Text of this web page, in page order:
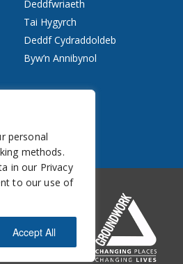
personal
methods.
in our Privacy
to our use of
Accept All
Deddfwriaeth
Tai Hygyrch
Deddf Cydraddoldeb
Byw’n Annibynol